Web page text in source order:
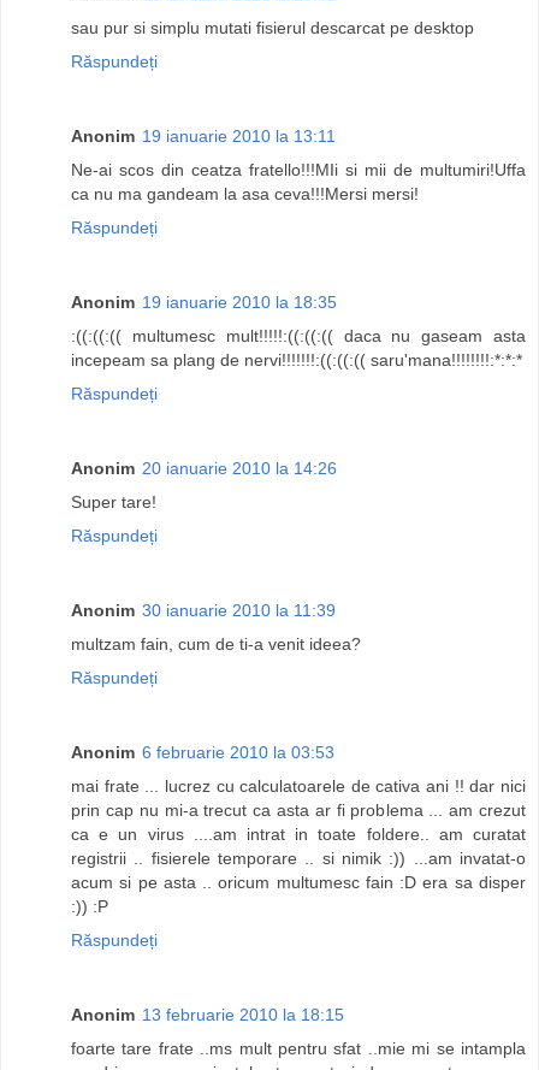
sau pur si simplu mutati fisierul descarcat pe desktop
Răspundeți
Anonim 19 ianuarie 2010 la 13:11
Ne-ai scos din ceatza fratello!!!MIi si mii de multumiri!Uffa
ca nu ma gandeam la asa ceva!!!Mersi mersi!
Răspundeți
Anonim 19 ianuarie 2010 la 18:35
:((:((:(( multumesc mult!!!!!:((:((:(( daca nu gaseam asta
incepeam sa plang de nervi!!!!!!!:((:((:(( saru'mana!!!!!!!!:*:*:*
Răspundeți
Anonim 20 ianuarie 2010 la 14:26
Super tare!
Răspundeți
Anonim 30 ianuarie 2010 la 11:39
multzam fain, cum de ti-a venit ideea?
Răspundeți
Anonim 6 februarie 2010 la 03:53
mai frate ... lucrez cu calculatoarele de cativa ani !! dar nici
prin cap nu mi-a trecut ca asta ar fi problema ... am crezut
ca e un virus ....am intrat in toate foldere.. am curatat
registrii .. fisierele temporare .. si nimik :)) ...am invatat-o
acum si pe asta .. oricum multumesc fain :D era sa disper
:)) :P
Răspundeți
Anonim 13 februarie 2010 la 18:15
foarte tare frate ..ms mult pentru sfat ..mie mi se intampla